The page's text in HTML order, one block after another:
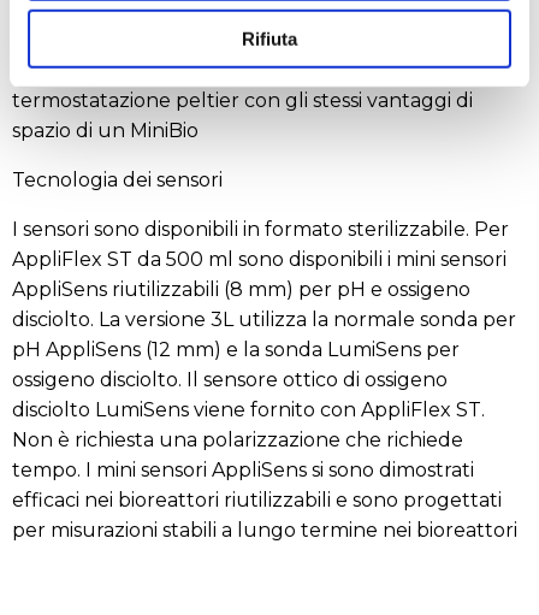
Rifiuta
tappo.
AppliFlexSt è integrabile nei controllori MiniBio con
termostatazione peltier con gli stessi vantaggi di
spazio di un MiniBio
Tecnologia dei sensori
I sensori sono disponibili in formato sterilizzabile. Per
AppliFlex ST da 500 ml sono disponibili i mini sensori
AppliSens riutilizzabili (8 mm) per pH e ossigeno
disciolto. La versione 3L utilizza la normale sonda per
pH AppliSens (12 mm) e la sonda LumiSens per
ossigeno disciolto. Il sensore ottico di ossigeno
disciolto LumiSens viene fornito con AppliFlex ST.
Non è richiesta una polarizzazione che richiede
tempo. I mini sensori AppliSens si sono dimostrati
efficaci nei bioreattori riutilizzabili e sono progettati
per misurazioni stabili a lungo termine nei bioreattori